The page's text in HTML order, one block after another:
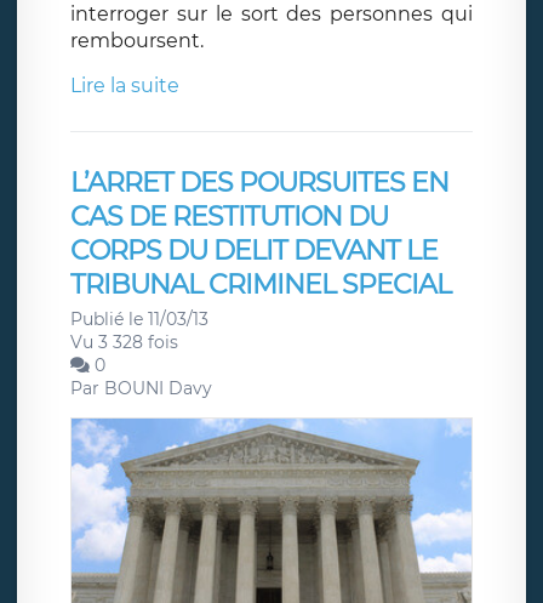
interroger sur le sort des personnes qui
remboursent.
Lire la suite
L’ARRET DES POURSUITES EN
CAS DE RESTITUTION DU
CORPS DU DELIT DEVANT LE
TRIBUNAL CRIMINEL SPECIAL
Publié le 11/03/13
Vu 3 328 fois
0
Par BOUNI Davy